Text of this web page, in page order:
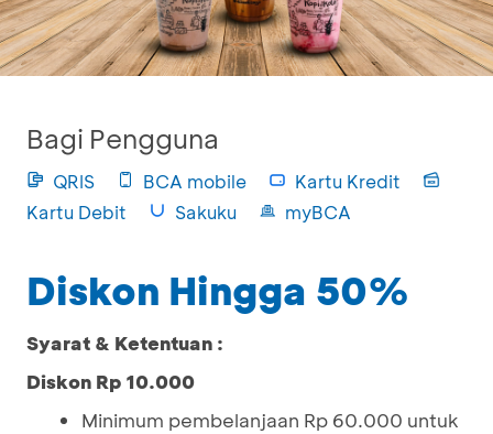
Bagi Pengguna
QRIS BCA mobile
Kartu Kredit
Kartu Debit
Sakuku myBCA
Diskon Hingga 50%
Syarat & Ketentuan :
Diskon Rp 10.000
Minimum pembelanjaan Rp 60.000 untuk